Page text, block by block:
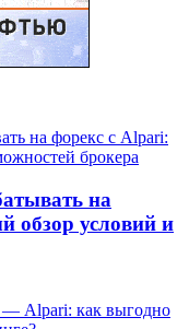
на
обзор условий и